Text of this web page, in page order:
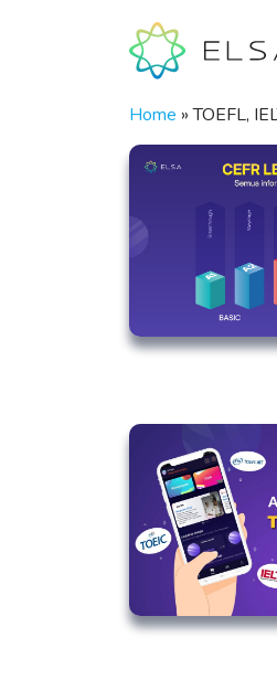
Home »TOEFL,